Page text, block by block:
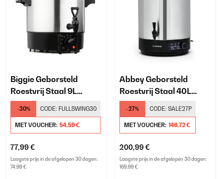
Biggie Geborsteld
Roestvrij Staal 9L
Inmaakketel Zilver
-30% CODE: FULLSWING30
MET VOUCHER: 54,59 €
77,99 €
Laagste prijs in de afgelopen 30 dagen:
74,99 €
Abbey Geborsteld
Roestvrij Staal 40L
Inmaakketel Digitaal
Zilver
-27% CODE: SALE27P
MET VOUCHER: 146,72 €
200,99 €
Laagste prijs in de afgelopen 30 dagen:
169,99 €